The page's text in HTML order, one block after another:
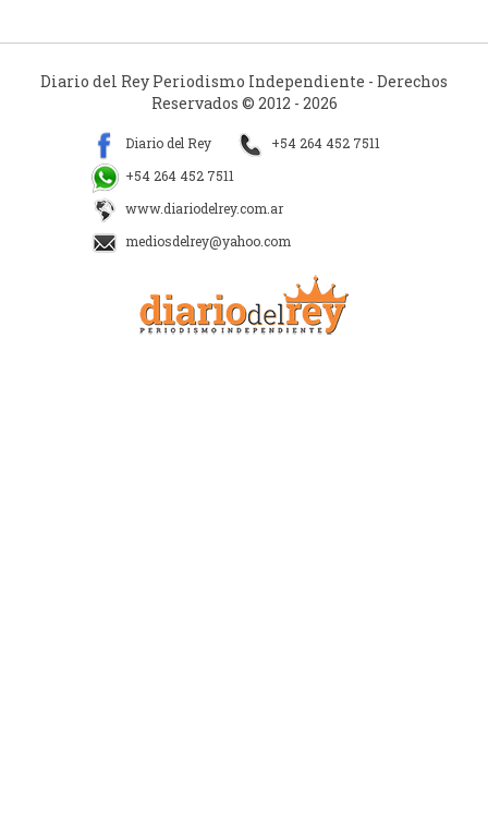
Diario del Rey Periodismo Independiente - Derechos
Reservados © 2012 - 2026
Diario del Rey
+54 264 452 7511
+54 264 452 7511
www.diariodelrey.com.ar
mediosdelrey@yahoo.com